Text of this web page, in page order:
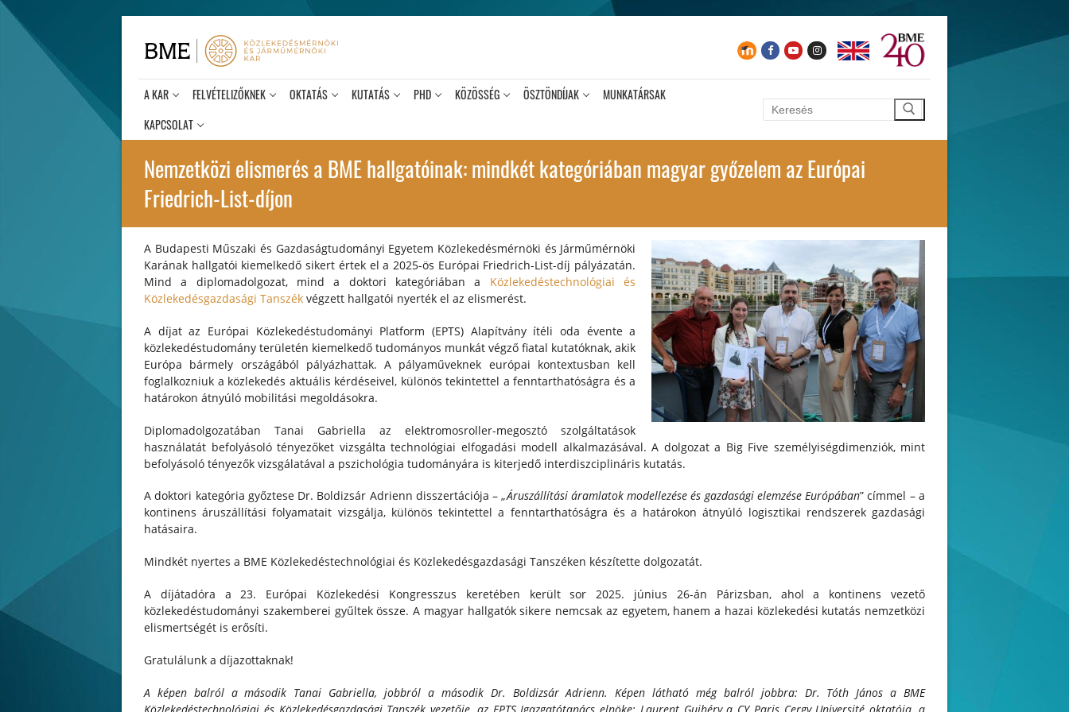
tartalomra
A KAR FELVÉTELIZŐKNEK OKTATÁS KUTATÁS PHD KÖZÖSSÉG ÖSZTÖNDÍJAK
MUNKATÁRSAK
KAPCSOLAT
Keresése:
Nemzetközi elismerés a BME hallgatóinak: mindkét kategóriában magyar győzelem az Európai
Friedrich-List-díjon
A Budapesti Műszaki és Gazdaságtudományi Egyetem Közlekedésmérnöki és Járműmérnöki
Karának hallgatói kiemelkedő sikert értek el a 2025-ös Európai Friedrich-List-díj pályázatán.
Mind a diplomadolgozat, mind a doktori kategóriában a Közlekedéstechnológiai és
Közlekedésgazdasági Tanszék végzett hallgatói nyerték el az elismerést.
A díjat az Európai Közlekedéstudományi Platform (EPTS) Alapítvány ítéli oda évente a
közlekedéstudomány területén kiemelkedő tudományos munkát végző fiatal kutatóknak, akik
Európa bármely országából pályázhattak. A pályaműveknek európai kontextusban kell
foglalkozniuk a közlekedés aktuális kérdéseivel, különös tekintettel a fenntarthatóságra és a
határokon átnyúló mobilitási megoldásokra.
Diplomadolgozatában Tanai Gabriella az elektromosroller-megosztó szolgáltatások
használatát befolyásoló tényezőket vizsgálta technológiai elfogadási modell alkalmazásával. A dolgozat a Big Five személyiségdimenziók, mint
befolyásoló tényezők vizsgálatával a pszichológia tudományára is kiterjedő interdiszciplináris kutatás.
A doktori kategória győztese Dr. Boldizsár Adrienn disszertációja – „Áruszállítási áramlatok modellezése és gazdasági elemzése Európában” címmel – a
kontinens áruszállítási folyamatait vizsgálja, különös tekintettel a fenntarthatóságra és a határokon átnyúló logisztikai rendszerek gazdasági
hatásaira.
Mindkét nyertes a BME Közlekedéstechnológiai és Közlekedésgazdasági Tanszéken készítette dolgozatát.
A díjátadóra a 23. Európai Közlekedési Kongresszus keretében került sor 2025. június 26-án Párizsban, ahol a kontinens vezető
közlekedéstudományi szakemberei gyűltek össze. A magyar hallgatók sikere nemcsak az egyetem, hanem a hazai közlekedési kutatás nemzetközi
elismertségét is erősíti.
Gratulálunk a díjazottaknak!
A képen balról a második Tanai Gabriella, jobbról a második Dr. Boldizsár Adrienn. Képen látható még balról jobbra: Dr. Tóth János a BME
Közlekedéstechnológiai és Közlekedésgazdasági Tanszék vezetője, az EPTS Igazgatótanács elnöke; Laurent Guihéry a CY Paris Cergy Université oktatója, a